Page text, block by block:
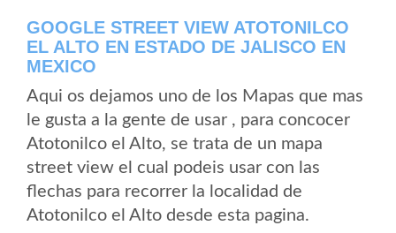
GOOGLE STREET VIEW ATOTONILCO
EL ALTO EN ESTADO DE JALISCO EN
MEXICO
Aqui os dejamos uno de los Mapas que mas
le gusta a la gente de usar , para concocer
Atotonilco el Alto, se trata de un mapa
street view el cual podeis usar con las
flechas para recorrer la localidad de
Atotonilco el Alto desde esta pagina.